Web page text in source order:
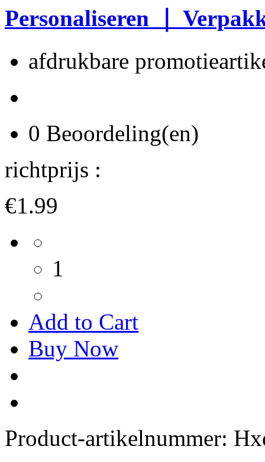
Personaliseren ｜
afdrukbare
0 Beoordeling(en)
richtprijs :
€1.99
1
Add to Cart
Buy Now
Product-artikelnummer: